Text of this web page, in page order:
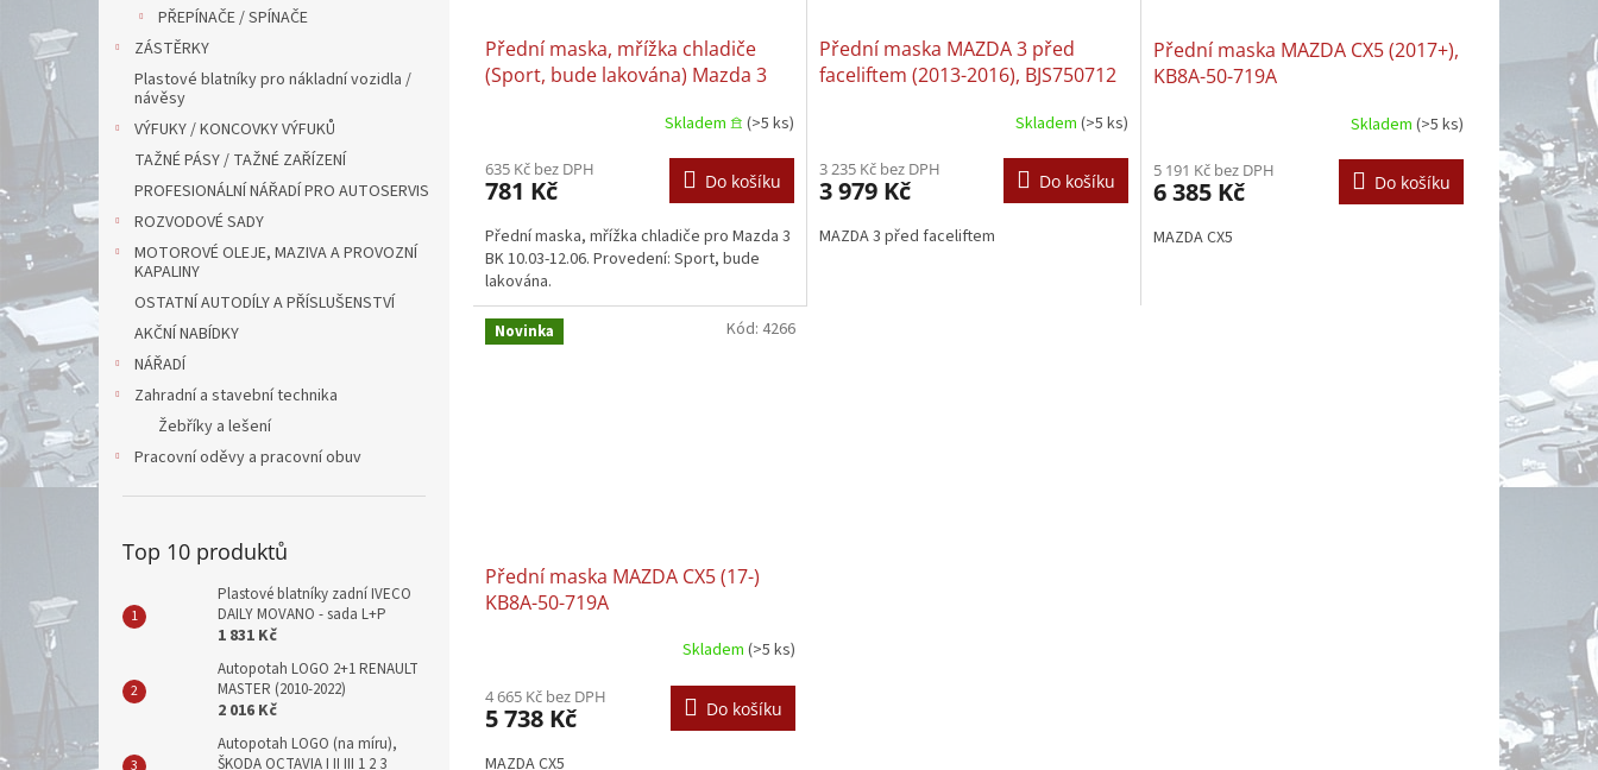
PŘEPÍNAČE / SPÍNAČE
ZÁSTĚRKY
Plastové blatníky pro nákladní vozidla /
návěsy
VÝFUKY / KONCOVKY VÝFUKŮ
TAŽNÉ PÁSY / TAŽNÉ ZAŘÍZENÍ
PROFESIONÁLNÍ NÁŘADÍ PRO AUTOSERVIS
ROZVODOVÉ SADY
MOTOROVÉ OLEJE, MAZIVA A PROVOZNÍ
KAPALINY
OSTATNÍ AUTODÍLY A PŘÍSLUŠENSTVÍ
AKČNÍ NABÍDKY
NÁŘADÍ
Zahradní a stavební technika
Žebříky a lešení
Pracovní oděvy a pracovní obuv
Top 10 produktů
Plastové blatníky zadní IVECO
DAILY MOVANO - sada L+P
1 831 Kč
Autopotah LOGO 2+1 RENAULT
MASTER (2010-2022)
2 016 Kč
Autopotah LOGO (na míru),
ŠKODA OCTAVIA I II III 1 2 3
Přední maska, mřížka chladiče
(Sport, bude lakována) Mazda 3
Skladem 𖠿 (>5 ks)
635 Kč bez DPH
781 Kč Do košíku
Přední maska, mřížka chladiče pro Mazda 3
BK 10.03-12.06. Provedení: Sport, bude
lakována.
Přední maska MAZDA 3 před
faceliftem (2013-2016), BJS750712
Skladem (>5 ks)
3 235 Kč bez DPH
3 979 Kč Do košíku
MAZDA 3 před faceliftem
Přední maska MAZDA CX5 (2017+),
KB8A-50-719A
Skladem (>5 ks)
5 191 Kč bez DPH
6 385 Kč Do košíku
MAZDA CX5
Novinka
Přední maska MAZDA CX5 (17-)
KB8A-50-719A
Skladem (>5 ks)
4 665 Kč bez DPH
5 738 Kč Do košíku
MAZDA CX5
Kód: 4266